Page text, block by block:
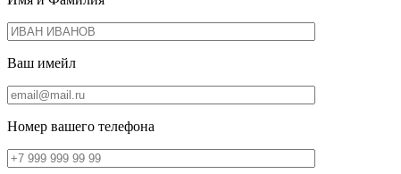
Ваш имейл
Номер вашего телефона